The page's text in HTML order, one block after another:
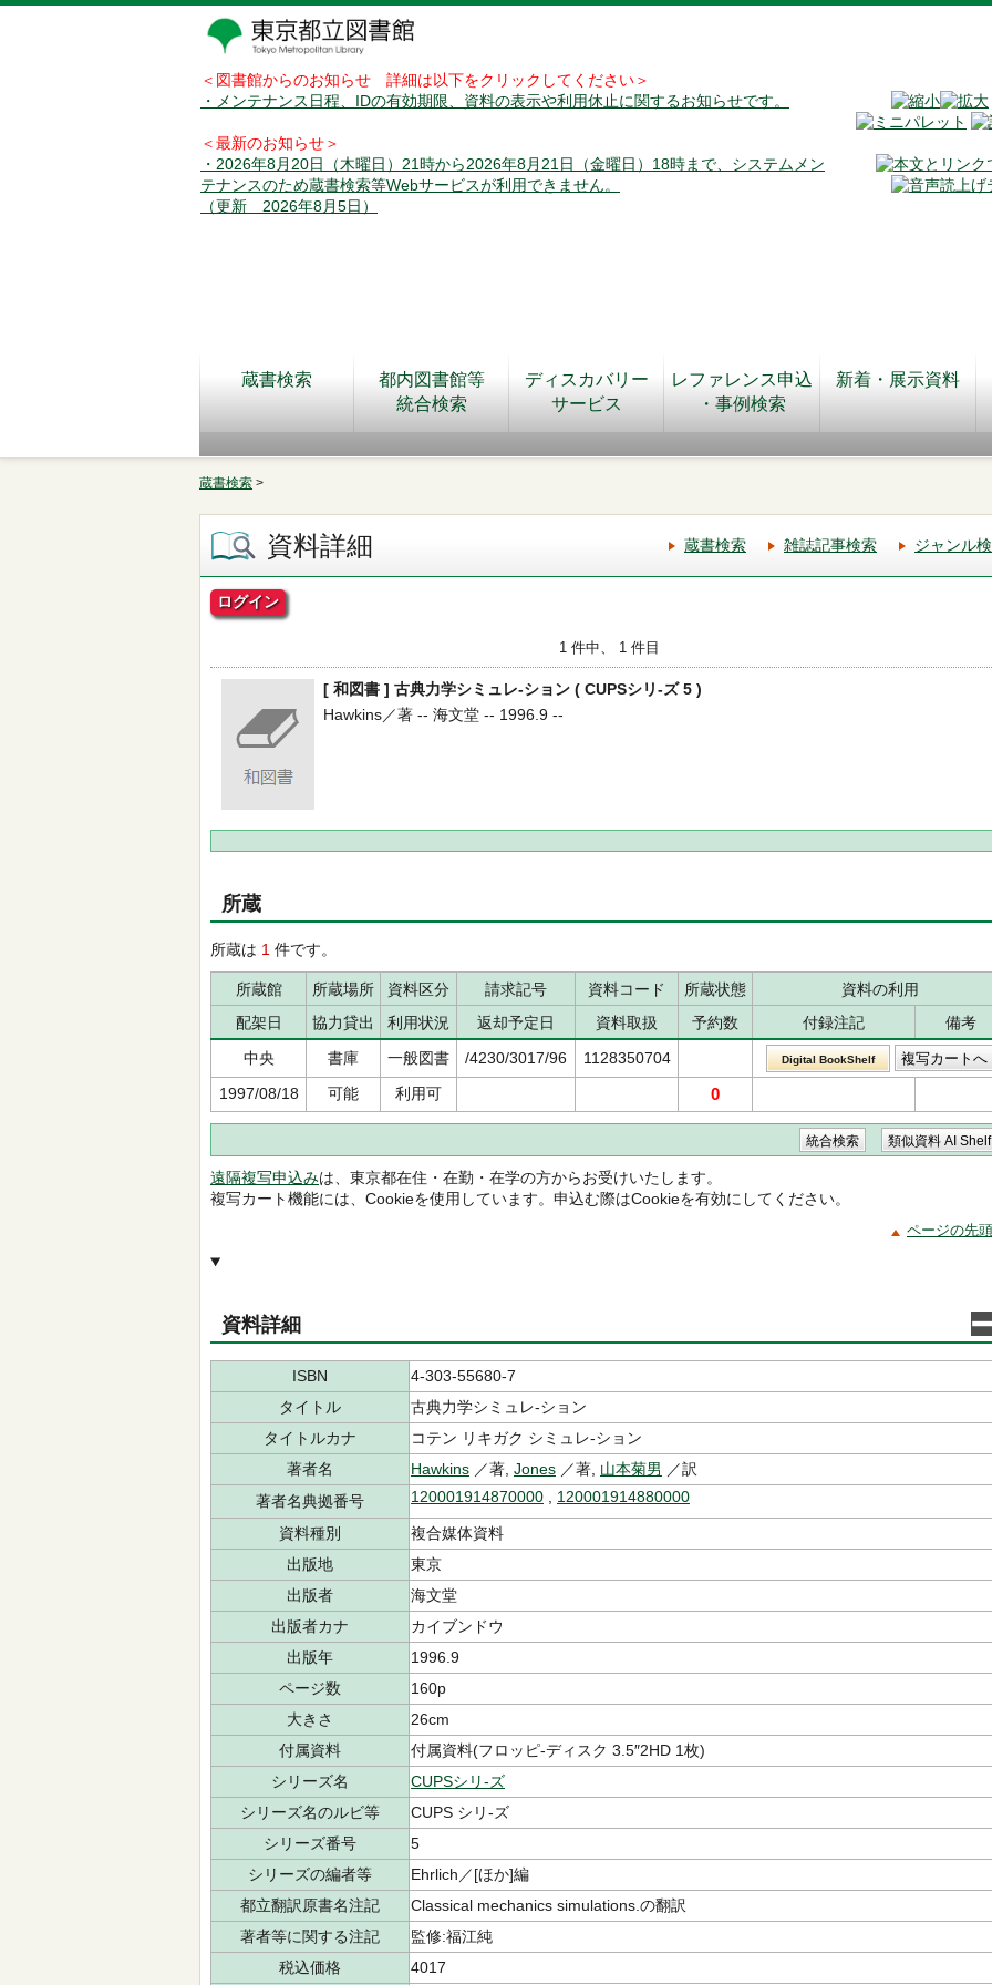
＜図書館からのお知らせ 詳細は以下をクリックしてください＞
・メンテナンス日程、IDの有効期限、資料の表示や利用休止に関するお知らせです。
＜最新のお知らせ＞
・2026年8月20日（木曜日）21時から2026年8月21日（金曜日）18時まで、システムメン
テナンスのため蔵書検索等Webサービスが利用できません。
（更新 2026年8月5日）
蔵書検索
都内図書館等
統合検索
ディスカバリー
サービス
レファレンス申込
・事例検索
新着・展示資料
蔵書検索 >
資料詳細 蔵書検索 雑誌記事検索 ジャンル
ログイン
1 件中、 1 件目
[ 和図書 ] 古典力学シミュレ-ション ( CUPSシリ-ズ 5 )
Hawkins／著 -- 海文堂 -- 1996.9 --
所蔵
所蔵は 1 件です。
所蔵館 所蔵場所 資料区分 請求記号 資料コード 所蔵状態
資料の利用
配架日
協力貸出 利用状況 返却予定日 資料取扱 予約数 付録注記
備考
中央
書庫 一般図書 /4230/3017/96 1128350704 Digital BookShelf
1997/08/18 可能 利用可 0
遠隔複写申込みは、東京都在住・在勤・在学の方からお受けいたします。
複写カート機能には、Cookieを使用しています。申込む際はCookieを有効にしてください。
ページの先
資料詳細
ISBN
4-303-55680-7
タイトル
古典力学シミュレ-ション
タイトルカナ
コテン リキガク シミュレ-ション
著者名
Hawkins ／著, Jones ／著, 山本菊男 ／訳
著者名典拠番号
120001914870000 120001914880000
資料種別
複合媒体資料
出版地
東京
出版者
海文堂
出版者カナ
カイブンドウ
出版年
1996.9
ページ数
160p
大きさ
26cm
付属資料
付属資料(フロッピ-ディスク 3.5″2HD 1枚)
シリーズ名
CUPSシリ-ズ
シリーズ名のルビ等
CUPS シリ-ズ
シリーズ番号
5
シリーズの編者等
Ehrlich／[ほか]編
都立翻訳原書名注記
Classical mechanics simulations.の翻訳
著者等に関する注記
監修:福江純
税込価格
4017